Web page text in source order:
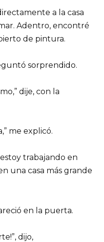
a la casa
Adentro, encontré
de pintura.
sorprendido.
dije, con la
me explicó.
trabajando en
una casa más grande
en la puerta.
dijo,